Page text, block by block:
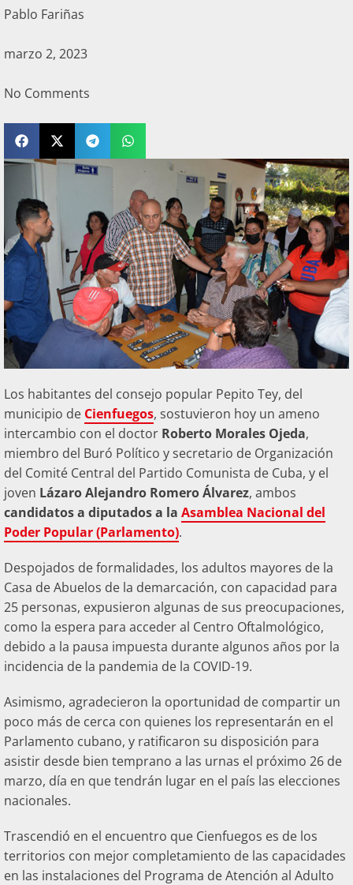
Pablo Fariñas
marzo 2, 2023
No Comments
Los habitantes del consejo popular Pepito Tey, del
municipio de Cienfuegos, sostuvieron hoy un ameno
intercambio con el doctor Roberto Morales Ojeda,
miembro del Buró Político y secretario de Organización
del Comité Central del Partido Comunista de Cuba, y el
joven Lázaro Alejandro Romero Álvarez, ambos
candidatos a diputados a la Asamblea Nacional del
Poder Popular (Parlamento).
Despojados de formalidades, los adultos mayores de la
Casa de Abuelos de la demarcación, con capacidad para
25 personas, expusieron algunas de sus preocupaciones,
como la espera para acceder al Centro Oftalmológico,
debido a la pausa impuesta durante algunos años por la
incidencia de la pandemia de la COVID-19.
Asimismo, agradecieron la oportunidad de compartir un
poco más de cerca con quienes los representarán en el
Parlamento cubano, y ratificaron su disposición para
asistir desde bien temprano a las urnas el próximo 26 de
marzo, día en que tendrán lugar en el país las elecciones
nacionales.
Trascendió en el encuentro que Cienfuegos es de los
territorios con mejor completamiento de las capacidades
en las instalaciones del Programa de Atención al Adulto